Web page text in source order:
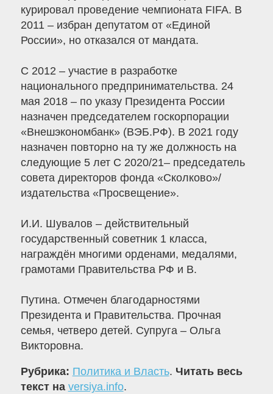
курировал проведение чемпионата FIFA. В
2011 – избран депутатом от «Единой
России», но отказался от мандата.
С 2012 – участие в разработке
национального предпринимательства. 24
мая 2018 – по указу Президента России
назначен председателем госкорпорации
«Внешэкономбанк» (ВЭБ.РФ). В 2021 году
назначен повторно на ту же должность на
следующие 5 лет С 2020/21– председатель
совета директоров фонда «Сколково»/
издательства «Просвещение».
И.И. Шувалов – действительный
государственный советник 1 класса,
награждён многими орденами, медалями,
грамотами Правительства РФ и В.
Путина. Отмечен благодарностями
Президента и Правительства. Прочная
семья, четверо детей. Супруга – Ольга
Викторовна.
Рубрика: Политика и Власть. Читать весь
текст на versiya.info.